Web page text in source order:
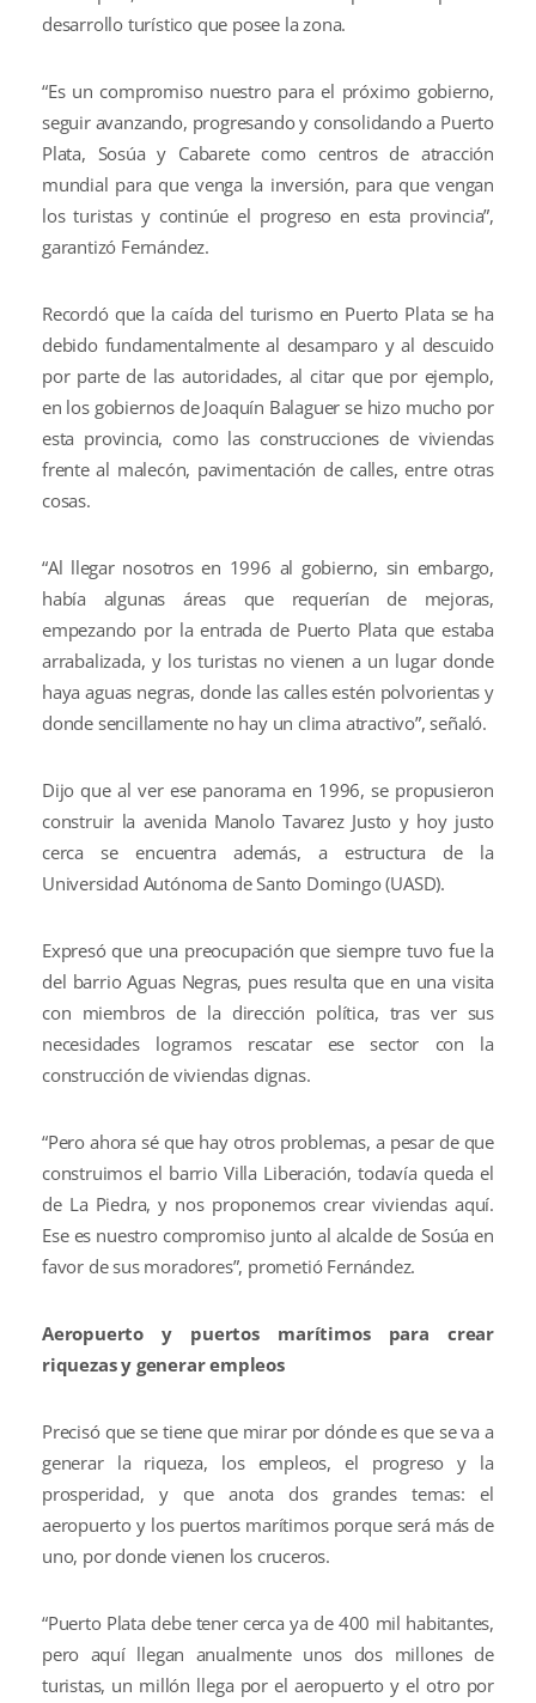
desarrollo turístico que posee la zona.
“Es un compromiso nuestro para el próximo gobierno,
seguir avanzando, progresando y consolidando a Puerto
Plata, Sosúa y Cabarete como centros de atracción
mundial para que venga la inversión, para que vengan
los turistas y continúe el progreso en esta provincia”,
garantizó Fernández.
Recordó que la caída del turismo en Puerto Plata se ha
debido fundamentalmente al desamparo y al descuido
por parte de las autoridades, al citar que por ejemplo,
en los gobiernos de Joaquín Balaguer se hizo mucho por
esta provincia, como las construcciones de viviendas
frente al malecón, pavimentación de calles, entre otras
cosas.
“Al llegar nosotros en 1996 al gobierno, sin embargo,
había algunas áreas que requerían de mejoras,
empezando por la entrada de Puerto Plata que estaba
arrabalizada, y los turistas no vienen a un lugar donde
haya aguas negras, donde las calles estén polvorientas y
donde sencillamente no hay un clima atractivo”, señaló.
Dijo que al ver ese panorama en 1996, se propusieron
construir la avenida Manolo Tavarez Justo y hoy justo
cerca se encuentra además, a estructura de la
Universidad Autónoma de Santo Domingo (UASD).
Expresó que una preocupación que siempre tuvo fue la
del barrio Aguas Negras, pues resulta que en una visita
con miembros de la dirección política, tras ver sus
necesidades logramos rescatar ese sector con la
construcción de viviendas dignas.
“Pero ahora sé que hay otros problemas, a pesar de que
construimos el barrio Villa Liberación, todavía queda el
de La Piedra, y nos proponemos crear viviendas aquí.
Ese es nuestro compromiso junto al alcalde de Sosúa en
favor de sus moradores”, prometió Fernández.
Aeropuerto y puertos marítimos para crear
riquezas y generar empleos
Precisó que se tiene que mirar por dónde es que se va a
generar la riqueza, los empleos, el progreso y la
prosperidad, y que anota dos grandes temas: el
aeropuerto y los puertos marítimos porque será más de
uno, por donde vienen los cruceros.
“Puerto Plata debe tener cerca ya de 400 mil habitantes,
pero aquí llegan anualmente unos dos millones de
turistas, un millón llega por el aeropuerto y el otro por